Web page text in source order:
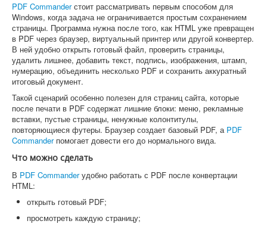
PDF Commanderстоит рассматривать первым способом для
Windows, когда задача не ограничивается простым сохранением
страницы. Программа нужна после того, как HTML уже превращен
в PDF через браузер, виртуальный принтер или другой конвертер.
В ней удобно открыть готовый файл, проверить страницы,
удалить лишнее, добавить текст, подпись, изображения, штамп,
нумерацию, объединить несколько PDF и сохранить аккуратный
итоговый документ.
Такой сценарий особенно полезен для страниц сайта, которые
после печати в PDF содержат лишние блоки: меню, рекламные
вставки, пустые страницы, ненужные колонтитулы,
повторяющиеся футеры. Браузер создает базовый PDF, а PDF
Commanderпомогает довести его до нормального вида.
Что можно сделать
В PDF Commanderудобно работать с PDF после конвертации
HTML:
открыть готовый PDF;
просмотреть каждую страницу;